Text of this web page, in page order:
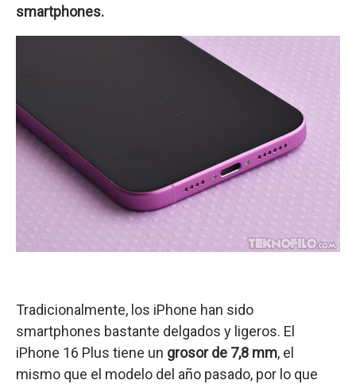
smartphones.
Tradicionalmente, los iPhone han sido
smartphones bastante delgados y ligeros. El
iPhone 16 Plus tiene un grosor de 7,8 mm, el
mismo que el modelo del año pasado, por lo que